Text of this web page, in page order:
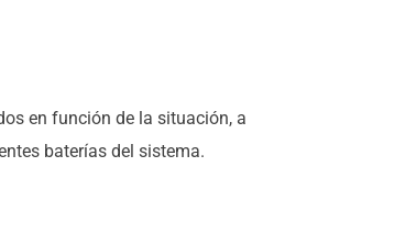
en función de la situación, a
baterías del sistema.